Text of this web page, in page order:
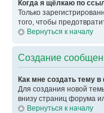
Когда я щёлкаю по
Только
того, чтобы
Вернуться к началу
Создание
Как мне создать тему
Для создания новой
внизу страниц форума
Вернуться к началу